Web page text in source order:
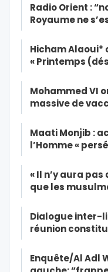
Radio Orient :
Royaume ne
Hicham Alaoui*
« Printemps
Mohammed VI
massive de
Maati Monjib :
l’Homme «
« Il n’y aura
que les
Dialogue inter-
réunion
Enquête/Al Adl